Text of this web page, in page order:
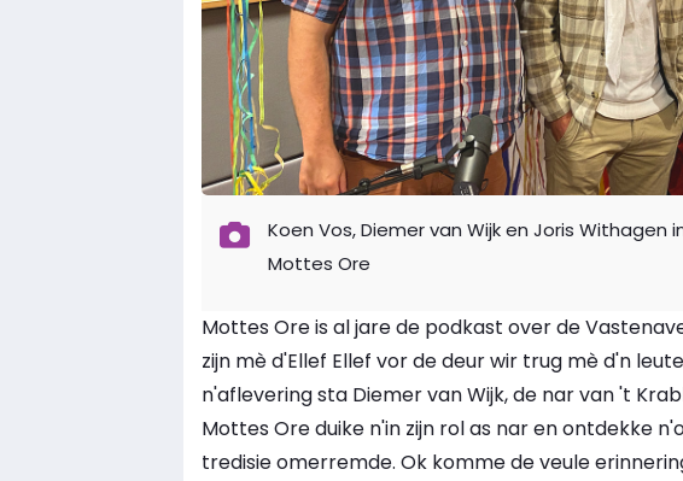
Koen Vos, Diemer van Wijk en Joris
Mottes Ore
Mottes Ore is al jare de podkast over de
zijn mè d'Ellef Ellef vor de deur wir trug mè d'n
n'aflevering sta Diemer van Wijk, de nar van 't
Mottes Ore duike n'in zijn rol as nar en ontdekke
tredisie omerremde. Ok komme de veule